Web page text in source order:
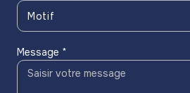
Motif
Message *